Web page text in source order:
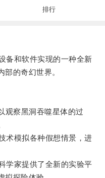
排行
和软件实现的一种全新
的奇幻世界。
察黑洞吞噬星体的过
模拟各种假想情景，进
家提供了全新的实验平